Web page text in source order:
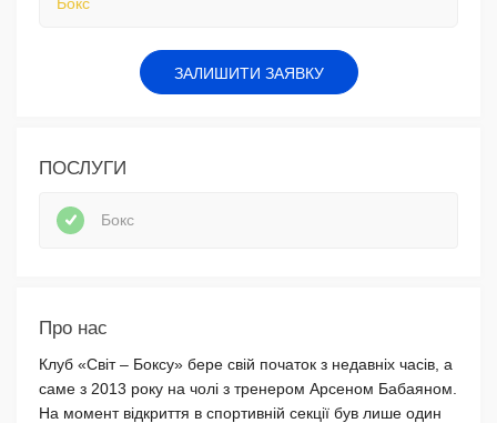
ЗАЛИШИТИ ЗАЯВКУ
ПОСЛУГИ
Бокс
Про нас
Клуб «Світ – Боксу» бере свій початок з недавніх часів, а
саме з 2013 року на чолі з тренером Арсеном Бабаяном.
На момент відкриття в спортивній секції був лише один